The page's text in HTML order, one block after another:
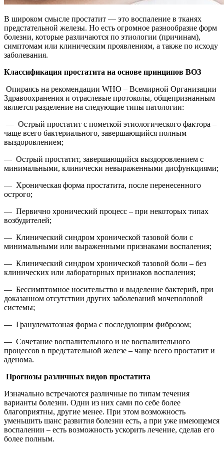
В широком смысле простатит — это воспаление в тканях
предстательной железы. Но есть огромное разнообразие форм
болезни, которые различаются по этиологии (причинам),
симптомам или клиническим проявлениям, а также по исходу
заболевания.
Классификация простатита на основе принципов ВОЗ
Опираясь на рекомендации WHO – Всемирной Организации
Здравоохранения и отраслевые протоколы, общепризнанным
является разделение на следующие типы патологии:
— Острый простатит с пометкой этиологического фактора –
чаще всего бактериального, завершающийся полным
выздоровлением;
— Острый простатит, завершающийся выздоровлением с
минимальными, клинически невыраженными дисфункциями;
— Хроническая форма простатита, после перенесенного
острого;
— Первично хронический процесс – при некоторых типах
возбудителей;
— Клинический синдром хронической тазовой боли с
минимальными или выраженными признаками воспаления;
— Клинический синдром хронической тазовой боли – без
клинических или лабораторных признаков воспаления;
— Бессимптомное носительство и выделение бактерий, при
доказанном отсутствии других заболеваний мочеполовой
системы;
— Гранулематозная форма с последующим фиброзом;
— Сочетание воспалительного и не воспалительного
процессов в предстательной железе – чаще всего простатит и
аденома.
Прогнозы различных видов простатита
Изначально встречаются различные по типам течения
варианты болезни. Одни из них сами по себе более
благоприятны, другие менее. При этом возможность
уменьшить шанс развития болезни есть, а при уже имеющемся
воспалении – есть возможность ускорить лечение, сделав его
более полным.